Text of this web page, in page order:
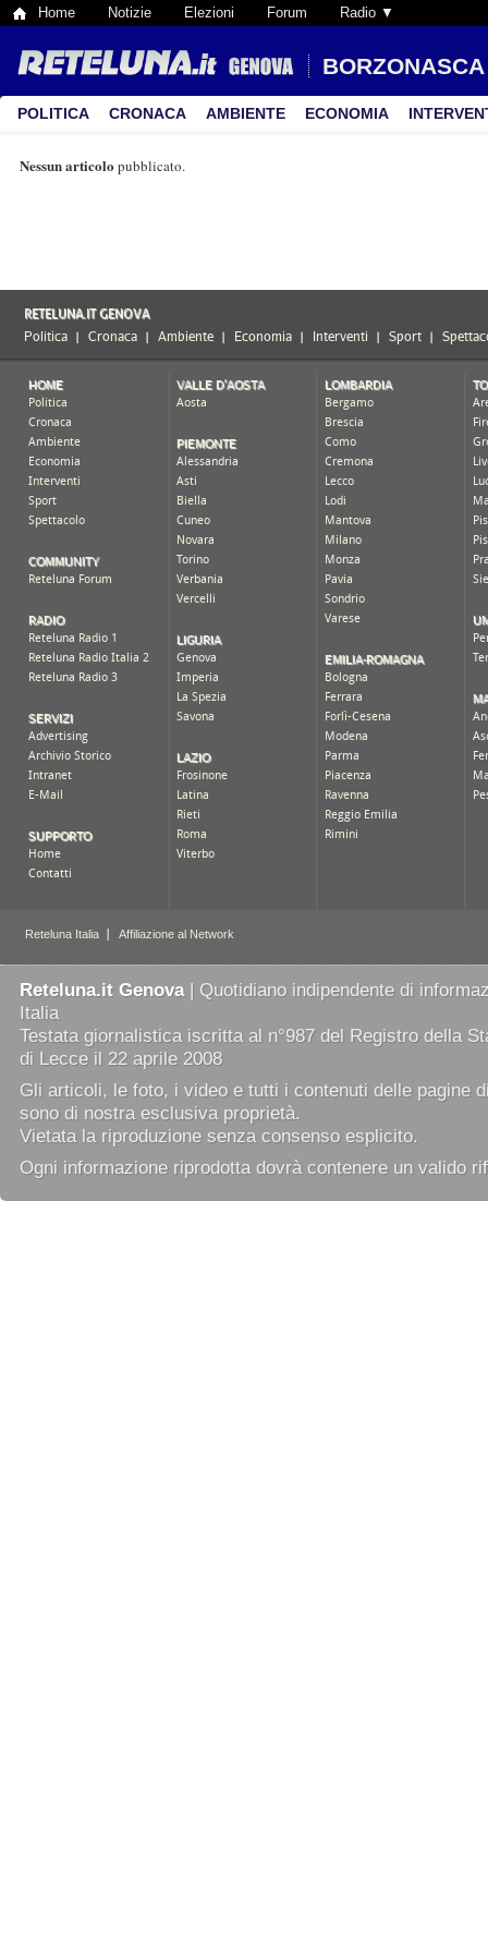
Home Notizie Elezioni Forum Radio ▼
BORZONASCA
POLITICA CRONACA AMBIENTE ECONOMIA
Nessun articolo pubblicato.
Reteluna.it Genova| Quotidiano indipendente di
Italia
Testata giornalistica iscritta al n°987 del Registro della
di Lecce il 22 aprile 2008
Gli articoli, le foto, i video e tutti i contenuti delle pagine
sono di nostra esclusiva proprietà.
Vietata la riproduzione senza consenso esplicito.
Ogni informazione riprodotta dovrà contenere un valido